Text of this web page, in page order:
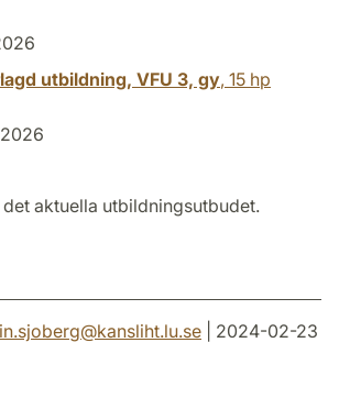
utbildning, VFU 3, gy, 15 hp
aktuella utbildningsutbudet.
@kansliht.lu.se | 2024-02-23